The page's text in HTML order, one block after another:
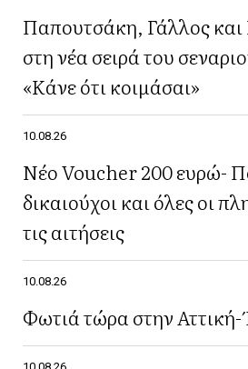
Παπουτσάκη, Γάλλος και
στη νέα σειρά του
«Κάνε ότι κοιμάσαι»
10.08.26
Νέο Voucher 200 ευρώ-
δικαιούχοι και όλες οι
τις αιτήσεις
10.08.26
Φωτιά τώρα στην Αττική-